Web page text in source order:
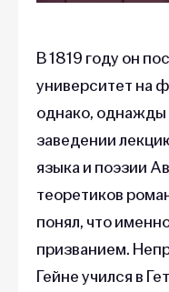
В 1819 году он
университет на
однако,
заведении
языка и поэзии
теоретиков
понял, что
призванием.
Гейне учился в